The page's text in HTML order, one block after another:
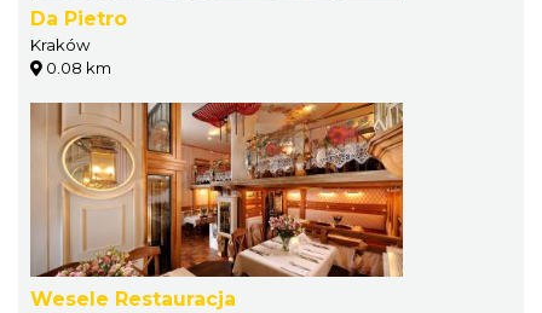
Da Pietro
Kraków
0.08 km
Wesele Restauracja